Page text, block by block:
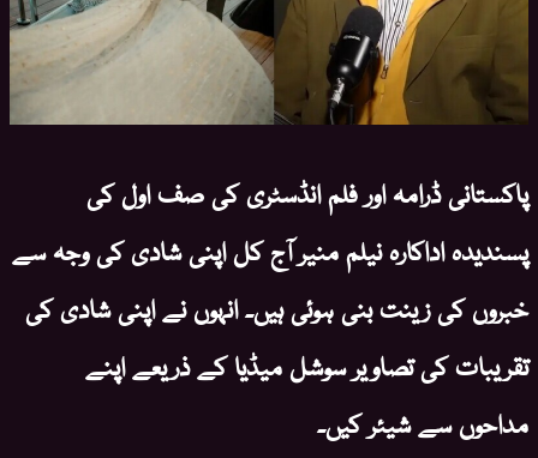
پاکستانی ڈرامہ اور فلم انڈسٹری کی صف اول کی
پسندیدہ اداکارہ نیلم منیر آج کل اپنی شادی کی وجہ سے
خبروں کی زینت بنی ہوئی ہیں۔ انہوں نے اپنی شادی کی
تقریبات کی تصاویر سوشل میڈیا کے ذریعے اپنے
مداحوں سے شیئر کیں۔